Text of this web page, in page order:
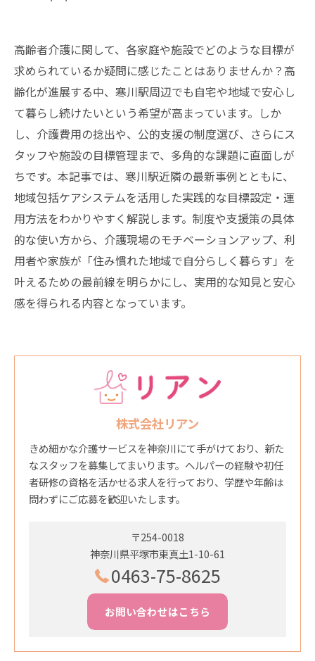
高齢者介護に関して、各家庭や施設でどのような目標が
求められているか疑問に感じたことはありませんか？高
齢化が進展する中、寒川駅周辺でも自宅や地域で安心し
て暮らし続けたいという希望が高まっています。しか
し、介護費用の捻出や、公的支援の制度選び、さらにス
タッフや施設の目標管理まで、多角的な課題に直面しが
ちです。本記事では、寒川駅近隣の最新事例とともに、
地域包括ケアシステムを活用した実践的な目標設定・運
用方法をわかりやすく解説します。制度や支援策の具体
的な使い方から、介護現場のモチベーションアップ、利
用者や家族が「住み慣れた地域で自分らしく暮らす」を
叶えるための最前線を明らかにし、実用的な知見と安心
感を得られる内容となっています。
株式会社リアン
きめ細かな介護サービスを神奈川にて手がけており、新た
なスタッフを募集してまいります。ヘルパーの経験や初任
者研修の資格を活かせる求人を行っており、学歴や年齢は
問わずにご応募を歓迎いたします。
〒254-0018
神奈川県平塚市東真土1-10-61
0463-75-8625
お問い合わせはこちら